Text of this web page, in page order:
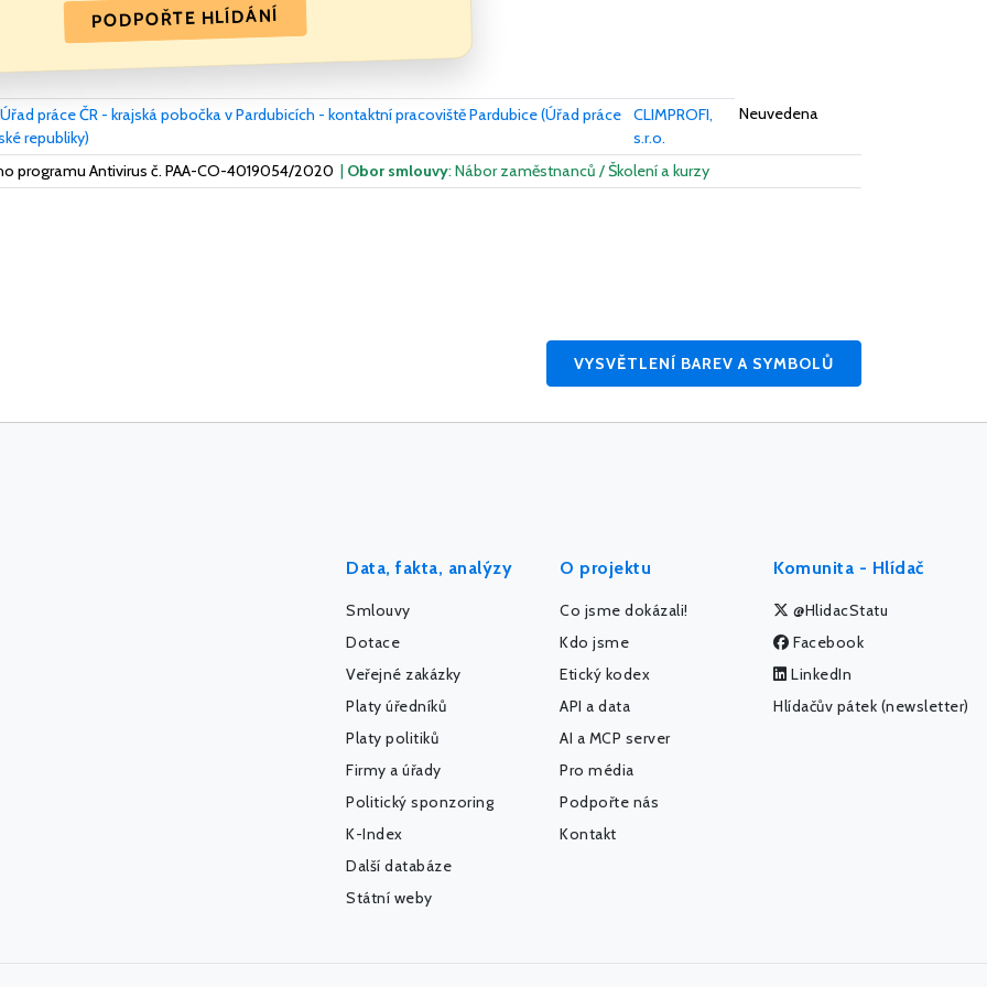
PODPOŘTE HLÍDÁNÍ
Úřad práce ČR - krajská pobočka v Pardubicích - kontaktní pracoviště Pardubice (Úřad práce
republiky)
CLIMPROFI,
s.r.o.
Neuvedena
programu Antivirus č. PAA-CO-4019054/2020 | Obor smlouvy: Nábor zaměstnanců / Školení a kurzy
VYSVĚTLENÍ BAREV A SYMBOLŮ
Data, fakta, analýzy
Smlouvy
Dotace
Veřejné zakázky
Platy úředníků
Platy politiků
Firmy a úřady
Politický sponzoring
K-Index
Další databáze
Státní weby
O projektu
Co jsme dokázali!
Kdo jsme
Etický kodex
API a data
AI a MCP server
Pro média
Podpořte nás
Kontakt
Komunita - Hlídač
@HlidacStatu
Facebook
LinkedIn
Hlídačův pátek (newsletter)